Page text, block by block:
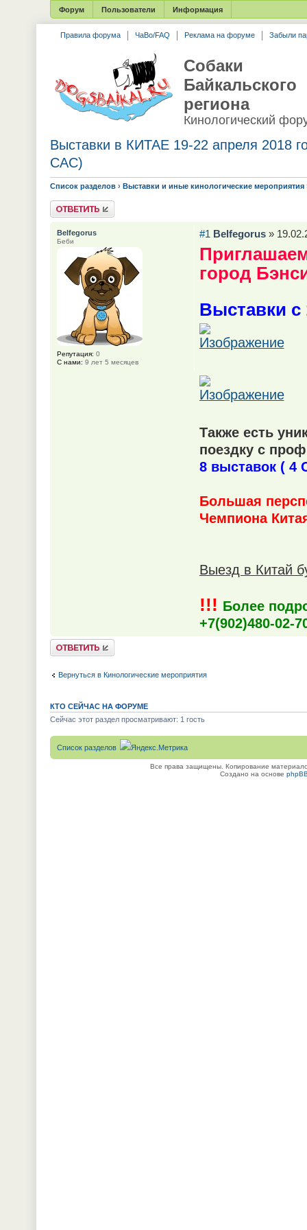
Форум Пользователи Информация
Правила форума ЧаВо/FAQ Реклама на форуме Забыли
Собаки
Байкальского
региона
Кинологический
Выставки в КИТАЕ 19-22 апреля 2018
CAC)
Список разделов › Выставки и иные кинологические мероприятия
Ответить
#1 Belfegorus»
город
Выставки с
Также есть
поездку с
8 выставок ( 4
Большая
Чемпиона
Выезд в Китай
!!! Более
+7(902)480-02-
Belfegorus
Беби
Репутация: 0
С нами: 9 лет 5 месяцев
Ответить
Вернуться в Кинологические мероприятия
КТО СЕЙЧАС НА ФОРУМЕ
Сейчас этот раздел просматривают: 1 гость
Список разделов
Все права защищены. Копирование
Создано на основе